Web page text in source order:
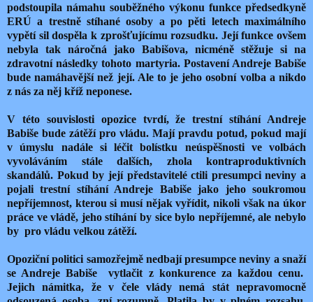
podstoupila námahu souběžného výkonu funkce předsedkyně
ERÚ a trestně stíhané osoby a po pěti letech maximálního
vypětí sil dospěla k zprošťujícímu rozsudku. Její funkce ovšem
nebyla tak náročná jako Babišova, nicméně stěžuje si na
zdravotní následky tohoto martyria. Postavení Andreje Babiše
bude namáhavější než její. Ale to je jeho osobní volba a nikdo
z nás za něj kříž neponese.
V této souvislosti opozice tvrdí, že trestní stíhání Andreje
Babiše bude zátěží pro vládu. Mají pravdu potud, pokud mají
v úmyslu nadále si léčit bolístku neúspěšnosti ve volbách
vyvoláváním stále dalších, zhola kontraproduktivních
skandálů. Pokud by její představitelé ctili presumpci neviny a
pojali trestní stíhání Andreje Babiše jako jeho soukromou
nepříjemnost, kterou si musí nějak vyřídit, nikoli však na úkor
práce ve vládě, jeho stíhání by sice bylo nepříjemné, ale nebylo
by pro vládu velkou zátěží.
Opoziční politici samozřejmě nedbají presumpce neviny a snaží
se Andreje Babiše
vytlačit z konkurence za každou cenu.
Jejich námitka, že v čele vlády nemá stát nepravomocně